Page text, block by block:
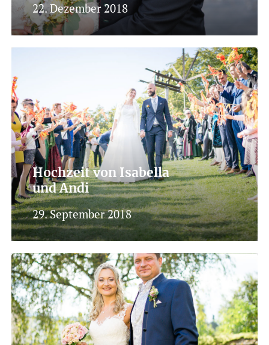
22. Dezember 2018
Hochzeit von Isabella
und Andi
29. September 2018